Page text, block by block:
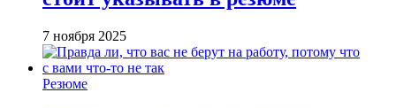
7 ноября 2025
Резюме